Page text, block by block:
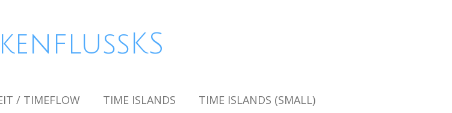
/ TIMEFLOW TIME ISLANDS
TIME ISLANDS (SMALL)